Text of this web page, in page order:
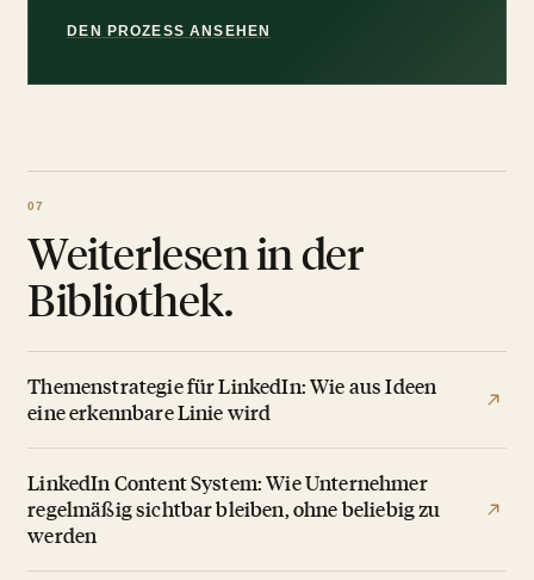
DEN PROZESS ANSEHEN
Weiterlesen in der
Bibliothek.
Themenstrategie für LinkedIn: Wie aus Ideen
eine erkennbare Linie wird
LinkedIn Content System: Wie Unternehmer
regelmäßig sichtbar bleiben, ohne beliebig zu
werden